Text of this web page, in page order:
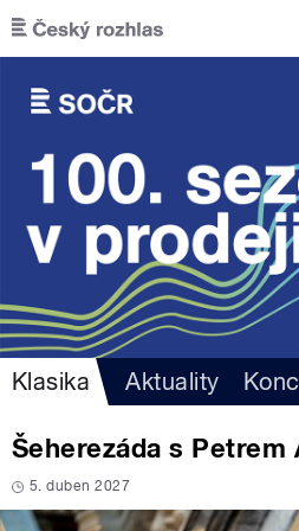
Přejít k hlavnímu obsahu
Klasika Aktuality
Šeherezáda s
5. duben 2027